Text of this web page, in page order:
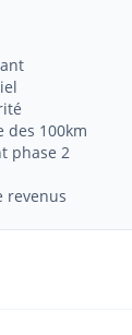
des 100km
phase 2
revenus